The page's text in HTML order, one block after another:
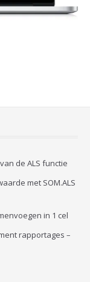
de ALS functie
met SOM.ALS
in 1 cel
rapportages –